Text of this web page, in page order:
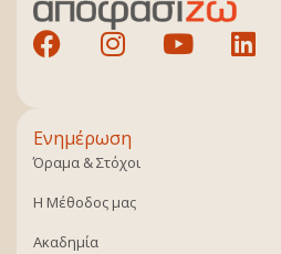
Ενημέρωση
Όραμα & Στόχοι
Η Μέθοδος μας
Ακαδημία